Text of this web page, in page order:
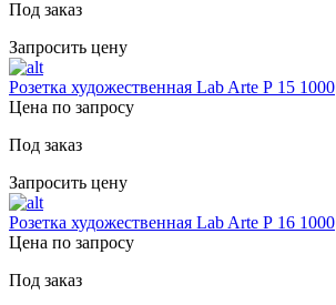
Под заказ
Запросить цену
Розетка художественная Lab Arte Р 15 1000
Цена по запросу
Под заказ
Запросить цену
Розетка художественная Lab Arte Р 16 1000
Цена по запросу
Под заказ